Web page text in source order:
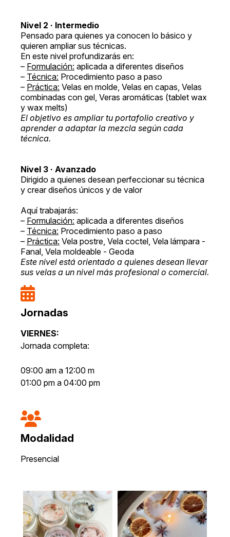
Nivel 2 · Intermedio
Pensado para quienes ya conocen lo básico y
quieren ampliar sus técnicas.
En este nivel profundizarás en:
– Formulación: aplicada a diferentes diseños
– Técnica: Procedimiento paso a paso
– Práctica: Velas en molde, Velas en capas, Velas
combinadas con gel, Veras aromáticas (tablet wax
y wax melts)
El objetivo es ampliar tu portafolio creativo y
aprender a adaptar la mezcla según cada
técnica.
Nivel 3 · Avanzado
Dirigido a quienes desean perfeccionar su técnica
y crear diseños únicos y de valor
Aquí trabajarás:
– Formulación: aplicada a diferentes diseños
– Técnica: Procedimiento paso a paso
– Práctica: Vela postre, Vela coctel, Vela lámpara -
Fanal, Vela moldeable - Geoda
Este nivel está orientado a quienes desean llevar
sus velas a un nivel más profesional o comercial.
Jornadas
VIERNES:
Jornada completa:
09:00 am a 12:00 m
01:00 pm a 04:00 pm
Modalidad
Presencial